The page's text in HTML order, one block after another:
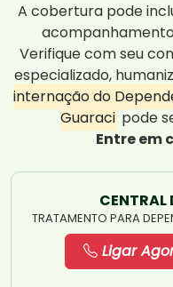
A cobertura pode
Verifique com seu
especializado,
internação do
Guaraci pode
Entre em
CENTRAL
TRATAMENTO PARA
Ligar